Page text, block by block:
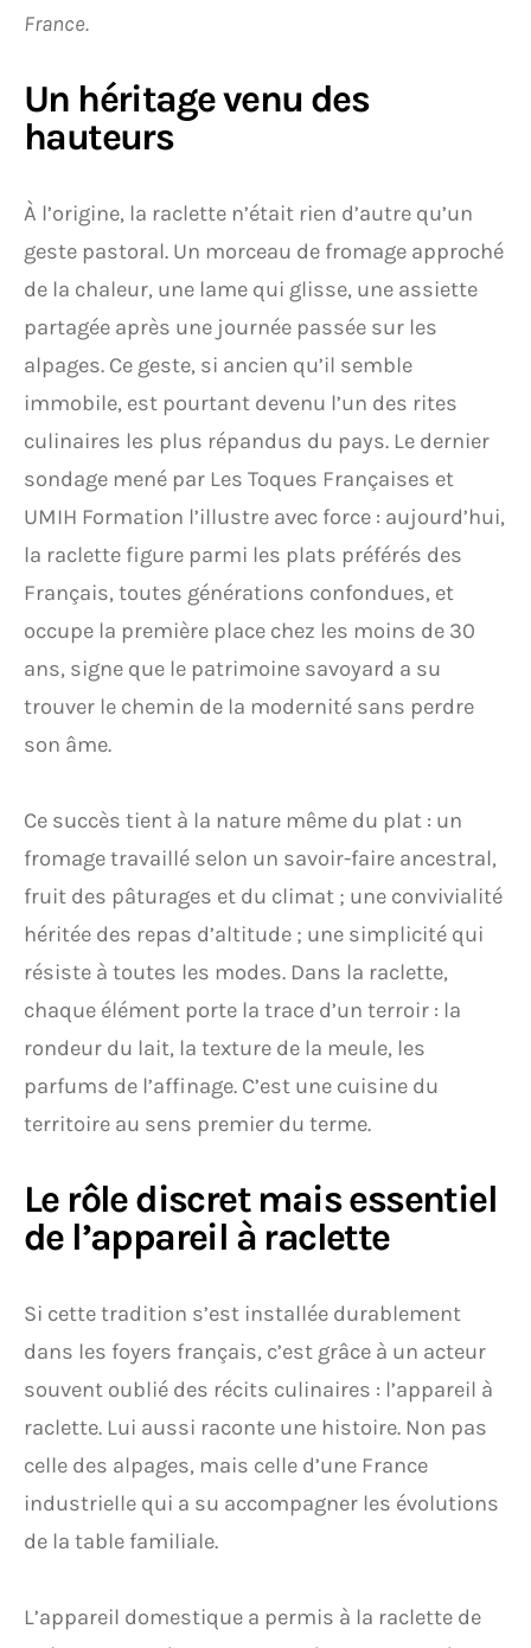
France.
Un héritage venu des
hauteurs
À l’origine, la raclette n’était rien d’autre qu’un
geste pastoral. Un morceau de fromage approché
de la chaleur, une lame qui glisse, une assiette
partagée après une journée passée sur les
alpages. Ce geste, si ancien qu’il semble
immobile, est pourtant devenu l’un des rites
culinaires les plus répandus du pays. Le dernier
sondage mené par Les Toques Françaises et
UMIH Formation l’illustre avec force : aujourd’hui,
la raclette figure parmi les plats préférés des
Français, toutes générations confondues, et
occupe la première place chez les moins de 30
ans, signe que le patrimoine savoyard a su
trouver le chemin de la modernité sans perdre
son âme.
Ce succès tient à la nature même du plat : un
fromage travaillé selon un savoir-faire ancestral,
fruit des pâturages et du climat ; une convivialité
héritée des repas d’altitude ; une simplicité qui
résiste à toutes les modes. Dans la raclette,
chaque élément porte la trace d’un terroir : la
rondeur du lait, la texture de la meule, les
parfums de l’affinage. C’est une cuisine du
territoire au sens premier du terme.
Le rôle discret mais essentiel
de l’appareil à raclette
Si cette tradition s’est installée durablement
dans les foyers français, c’est grâce à un acteur
souvent oublié des récits culinaires : l’appareil à
raclette. Lui aussi raconte une histoire. Non pas
celle des alpages, mais celle d’une France
industrielle qui a su accompagner les évolutions
de la table familiale.
L’appareil domestique a permis à la raclette de